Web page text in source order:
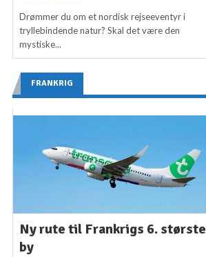
Drømmer du om et nordisk rejseeventyr i
tryllebindende natur? Skal det være den
mystiske...
FRANKRIG
Ny rute til Frankrigs 6. største
by